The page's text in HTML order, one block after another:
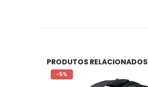
PRODUTOS RELACIONADOS
-5%